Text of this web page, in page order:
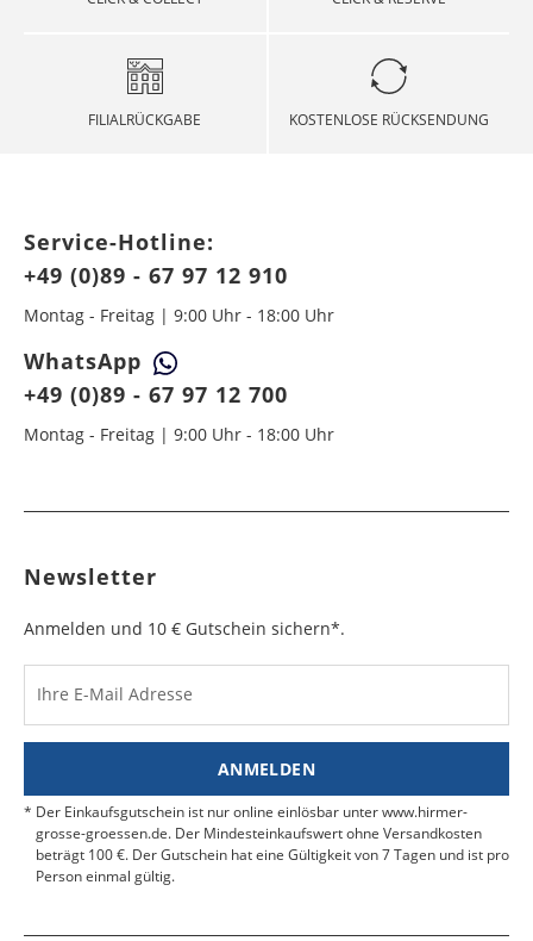
FILIALRÜCKGABE KOSTENLOSE RÜCKSENDUNG
Service-Hotline:
+49 (0)89 - 67 97 12 910
Montag - Freitag | 9:00 Uhr - 18:00 Uhr
WhatsApp
+49 (0)89 - 67 97 12 700
Montag - Freitag | 9:00 Uhr - 18:00 Uhr
Newsletter
Anmelden und 10 € Gutschein sichern*.
Ihre E-Mail Adresse
ANMELDEN
Der Einkaufsgutschein ist nur online einlösbar unter www.hirmer-
grosse-groessen.de. Der Mindesteinkaufswert ohne Versandkosten
beträgt 100 €. Der Gutschein hat eine Gültigkeit von 7 Tagen und ist pro
Person einmal gültig.